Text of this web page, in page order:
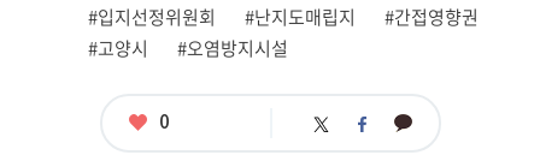
#입지선정위원회
#난지도매립지
#간접영향권
#고양시
#오염방지시설
좋
0 트 페 카